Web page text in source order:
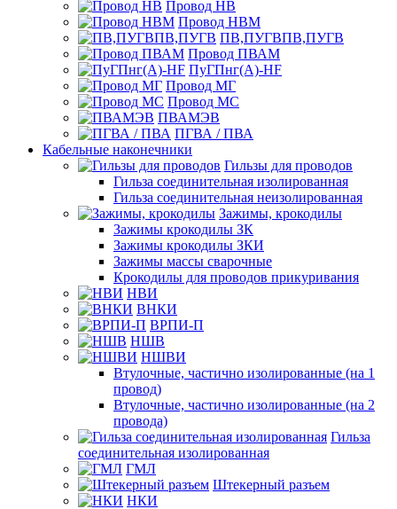
Провод НВ
Провод НВМ
ПВ,ПУГВПВ,ПУГВ
Провод ПВАМ
ПуГПнг(A)-HF
Провод МГ
Провод МС
ПВАМЭВ
ПГВА / ПВА
Кабельные наконечники
Гильзы для проводов
Гильза соединительная изолированная
Гильза соединительная неизолированная
Зажимы, крокодилы
Зажимы крокодилы ЗК
Зажимы крокодилы ЗКИ
Зажимы массы сварочные
Крокодилы для проводов прикуривания
НВИ
ВНКИ
ВРПИ-П
НШВ
НШВИ
Втулочные, частично изолированные (на 1
провод)
Втулочные, частично изолированные (на 2
провода)
Гильза
соединительная изолированная
ГМЛ
Штекерный разъем
НКИ